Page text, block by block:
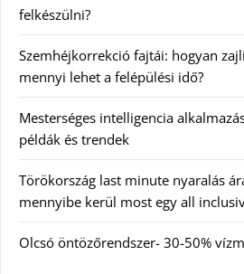
felkészülni?
Szemhéjkorrekció fajtái: hogyan
mennyi lehet a felépülési idő?
Mesterséges intelligencia
példák és trendek
Törökország last minute nyaralás
mennyibe kerül most egy all
Olcsó öntözőrendszer- 30-50%